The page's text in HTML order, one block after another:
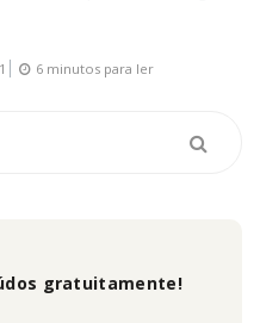
1 6 minutos para ler
gratuitamente!